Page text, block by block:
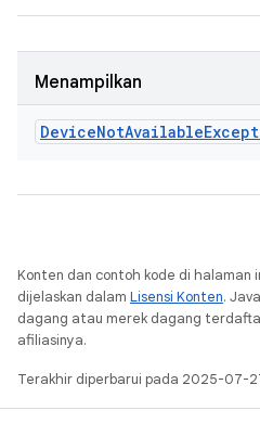
Menampilkan
DeviceNotAvailable
Konten dan contoh kode di halaman
dijelaskan dalam Lisensi Konten.
dagang atau merek dagang
afiliasinya.
Terakhir diperbarui pada 2025-07-